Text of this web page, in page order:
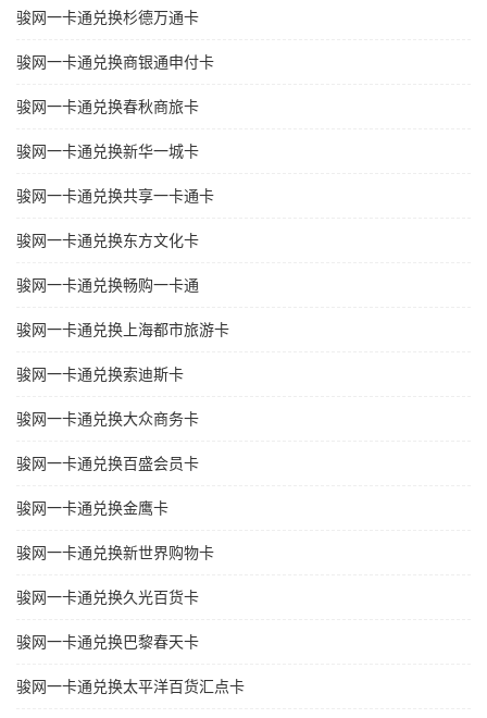
骏网一卡通兑换杉德万通卡
骏网一卡通兑换商银通申付卡
骏网一卡通兑换春秋商旅卡
骏网一卡通兑换新华一城卡
骏网一卡通兑换共享一卡通卡
骏网一卡通兑换东方文化卡
骏网一卡通兑换畅购一卡通
骏网一卡通兑换上海都市旅游卡
骏网一卡通兑换索迪斯卡
骏网一卡通兑换大众商务卡
骏网一卡通兑换百盛会员卡
骏网一卡通兑换金鹰卡
骏网一卡通兑换新世界购物卡
骏网一卡通兑换久光百货卡
骏网一卡通兑换巴黎春天卡
骏网一卡通兑换太平洋百货汇点卡